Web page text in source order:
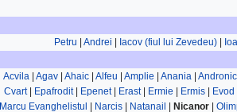
Petru
Andrei Iacov (fiul lui Zevedeu)
Acvila Agav Ahaic Alfeu Amplie Anania Andronic
Cvart| Epafrodit| Epenet| Erast| Ermie Ermis Evod
Marcu Evanghelistul
Narcis| Natanail Nicanor|